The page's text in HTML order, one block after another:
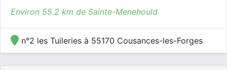
Environ 55.2 km de Sainte-Menehould
n°2 les Tuileries à 55170 Cousances-les-Forges